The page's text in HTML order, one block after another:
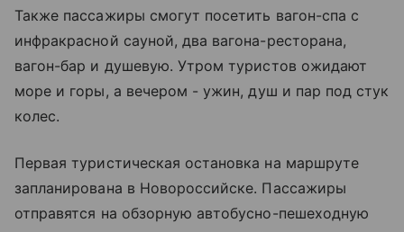
Также пассажиры смогут посетить вагон-спа с
инфракрасной сауной, два вагона-ресторана,
вагон-бар и душевую. Утром туристов ожидают
море и горы, а вечером - ужин, душ и пар под стук
колес.
Первая туристическая остановка на маршруте
запланирована в Новороссийске. Пассажиры
отправятся на обзорную автобусно-пешеходную